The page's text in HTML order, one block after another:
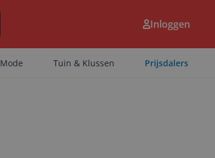
Inloggen
Mode Tuin & Klussen Prijsdalers